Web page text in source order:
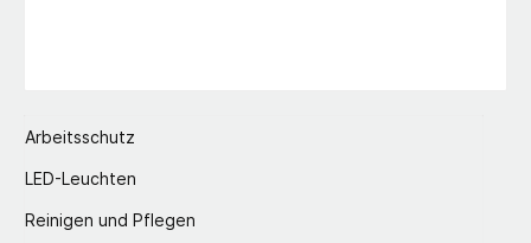
Arbeitsschutz
LED-Leuchten
Reinigen und Pflegen